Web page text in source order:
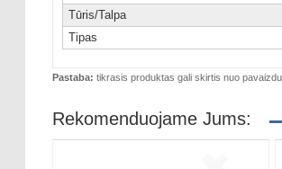
Tūris/Talpa
Tipas
Pastaba: tikrasis produktas gali skirtis nuo
Rekomenduojame Jums: